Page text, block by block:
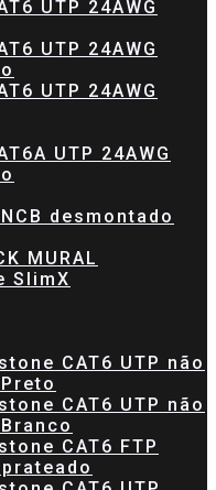
UTP 24AWG
UTP 24AWG
UTP 24AWG
UTP 24AWG
desmontado
MURAL
SlimX
CAT6 UTP não
CAT6 UTP não
CAT6 FTP